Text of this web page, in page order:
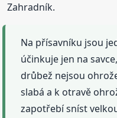
Zahradník.
Na přísavníku jsou
účinkuje jen na
drůbež nejsou
slabá a k otravě
zapotřebí sníst